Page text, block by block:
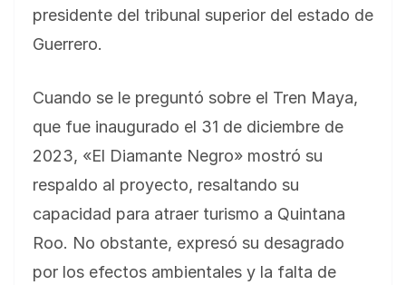
presidente del tribunal superior del estado de
Guerrero.
Cuando se le preguntó sobre el Tren Maya,
que fue inaugurado el 31 de diciembre de
2023, «El Diamante Negro» mostró su
respaldo al proyecto, resaltando su
capacidad para atraer turismo a Quintana
Roo. No obstante, expresó su desagrado
por los efectos ambientales y la falta de